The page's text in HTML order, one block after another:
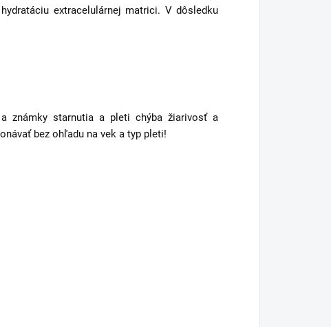
extracelulárnej matrici. V dôsledku
známky starnutia a pleti chýba žiarivosť a
bez ohľadu na vek a typ pleti!